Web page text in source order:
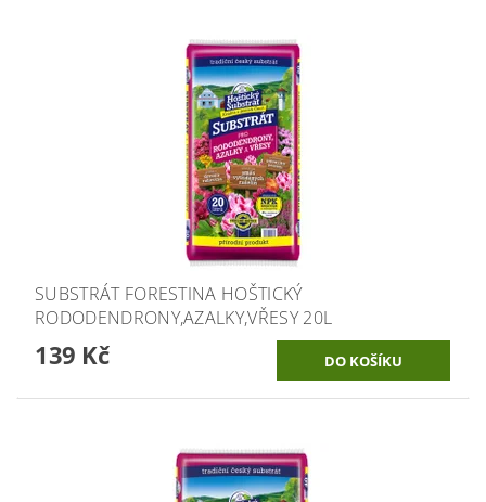
SUBSTRÁT FORESTINA HOŠTICKÝ
RODODENDRONY,AZALKY,VŘESY 20L
139 Kč